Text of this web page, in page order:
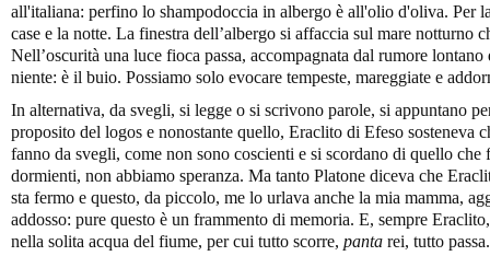
all'italiana: perfino lo shampodoccia in albergo è all'olio d'oliva. Per
case e la notte. La finestra dell’albergo si affaccia sul mare notturno
Nell’oscurità una luce fioca passa, accompagnata dal rumore
niente: è il buio. Possiamo solo evocare tempeste, mareggiate e
In alternativa, da svegli, si legge o si scrivono parole, si appuntano
proposito del logos e nonostante quello, Eraclito di Efeso sosteneva
fanno da svegli, come non sono coscienti e si scordano di quello
dormienti, non abbiamo speranza. Ma tanto Platone diceva che
sta fermo e questo, da piccolo, me lo urlava anche la mia mamma,
addosso: pure questo è un frammento di memoria. E, sempre
nella solita acqua del fiume, per cui tutto scorre, panta rei, tutto